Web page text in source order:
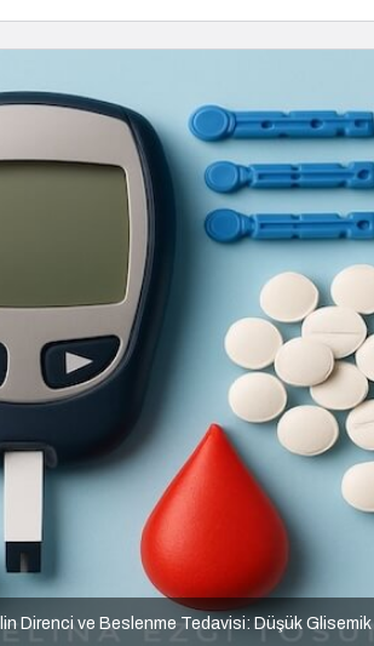
Direnci ve Beslenme Tedavisi: Düşük